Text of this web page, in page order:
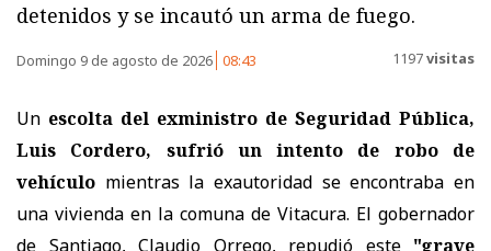
detenidos y se incautó un arma de fuego.
Domingo 9 de agosto de 2026 08:43 1197visitas
Un escolta del exministro de Seguridad Pública,
Luis Cordero, sufrió un intento de robo de
vehículo mientras la exautoridad se encontraba en
una vivienda en la comuna de Vitacura. El gobernador
de Santiago, Claudio Orrego, repudió este"grave